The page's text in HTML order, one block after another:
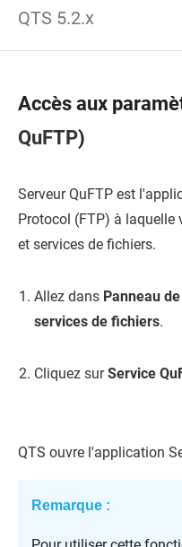
QTS 5.2.x
Accès aux
QuFTP)
Serveur QuFTP est
Protocol (FTP) à laquelle
et services de fichiers.
Allez dans Panneau
services de fichiers.
Cliquez surService
QTS ouvre l'application
Remarque :